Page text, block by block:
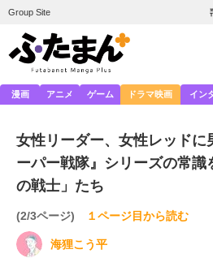
Group Site
漫画 アニメ ゲーム ドラマ映画 イン
女性リーダー、女性レッド
ーパー戦隊』シリーズの常識
の戦士」たち
(2/3ページ) １ページ目から読む
海狸こう平